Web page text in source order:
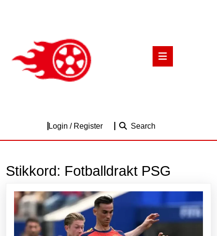
Login / RegisterLogin
Search
Stikkord: Fotballdrakt PSG